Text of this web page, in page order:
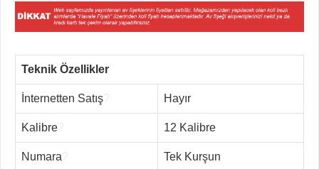
Teknik Özellikler
İnternetten Satış Hayır
Kalibre 12 Kalibre
Numara Tek Kurşun